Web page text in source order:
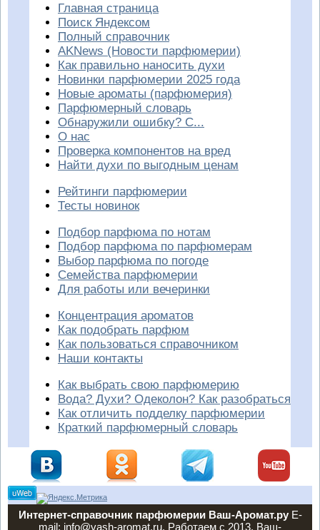
Главная страница
Поиск Яндексом
Полный справочник
AKNews (Новости парфюмерии)
Как правильно наносить духи
Новинки парфюмерии 2025 года
Новые ароматы (парфюмерия)
Парфюмерный словарь
Обнаружили ошибку? С...
О нас
Проверка компонентов на вред
Найти духи по выгодным ценам
Рейтинги парфюмерии
Тесты новинок
Подбор парфюма по нотам
Подбор парфюма по парфюмерам
Выбор парфюма по погоде
Семейства парфюмерии
Для работы или вечеринки
Концентрация ароматов
Как подобрать парфюм
Как пользоваться справочником
Наши контакты
Как выбрать свою парфюмерию
Вода? Духи? Одеколон? Как разобраться
Как отличить подделку парфюмерии
Краткий парфюмерный словарь
Интернет-справочник парфюмерии Ваш-Аромат.руE-
mail: info@vash-aromat.ru. Работаем с 2013. Ваш-